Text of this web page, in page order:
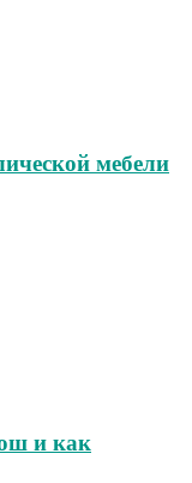
мебели
и как